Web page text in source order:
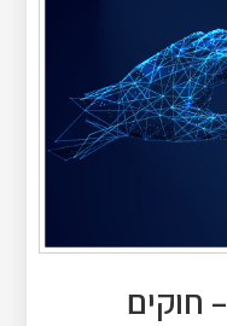
ספר עיצוב גרפי 2025 – חוקים